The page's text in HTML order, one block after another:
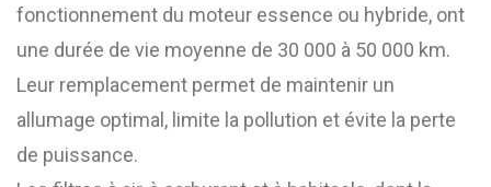
fonctionnement du moteur essence ou hybride, ont
une durée de vie moyenne de 30 000 à 50 000 km.
Leur remplacement permet de maintenir un
allumage optimal, limite la pollution et évite la perte
de puissance.